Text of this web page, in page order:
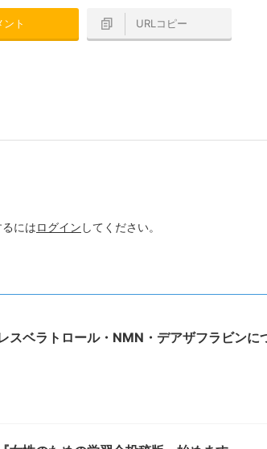
ント URLコピー
にはログイン してください。
スベラトロール・NMN・デアザフラビンに